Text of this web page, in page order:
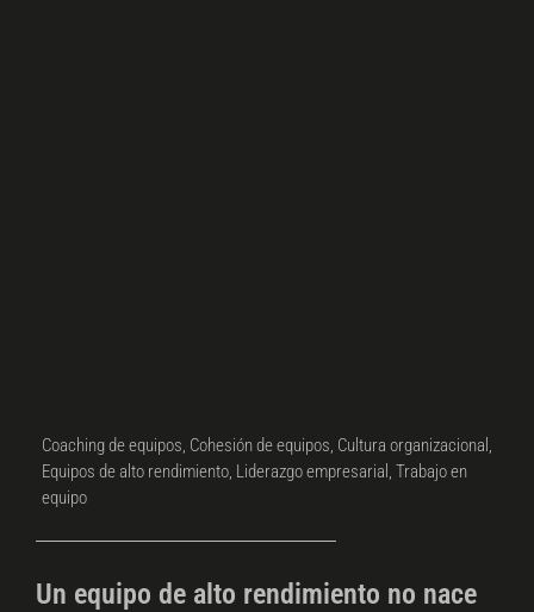
Coaching de equipos, Cohesión de equipos, Cultura organizacional ,
Equipos de alto rendimiento, Liderazgo empresarial , Trabajo en
equipo
Un equipo de alto rendimiento no nace